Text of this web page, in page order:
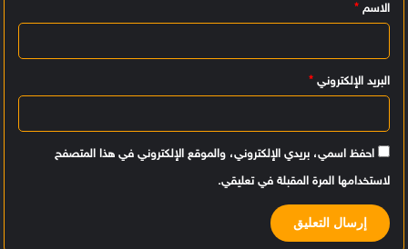
ق
الاسم *
البريد الإلكتروني *
احفظ اسمي، بريدي الإلكتروني، والموقع الإلكتروني في هذا المتصفح
لاستخدامها المرة المقبلة في تعليقي.